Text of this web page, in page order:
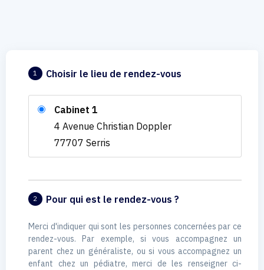
1 Choisir le lieu de rendez-vous
Cabinet 1
4 Avenue Christian Doppler
77707 Serris
2 Pour qui est le rendez-vous ?
Merci d'indiquer qui sont les personnes concernées par ce
rendez-vous. Par exemple, si vous accompagnez un
parent chez un généraliste, ou si vous accompagnez un
enfant chez un pédiatre, merci de les renseigner ci-